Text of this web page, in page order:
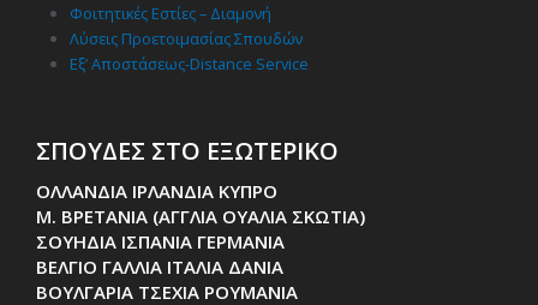
Φοιτητικές Εστίες – Διαμονή
Λύσεις Προετοιμασίας Σπουδών
Εξ’ Αποστάσεως-Distance Service
ΣΠΟΥΔΕΣ ΣΤΟ ΕΞΩΤΕΡΙΚΟ
ΟΛΛΑΝΔΙΑ ΙΡΛΑΝΔΙΑ ΚΥΠΡΟ
Μ. ΒΡΕΤΑΝΙΑ (ΑΓΓΛΙΑ ΟΥΑΛΙΑ ΣΚΩΤΙΑ)
ΣΟΥΗΔΙΑ ΙΣΠΑΝΙΑ ΓΕΡΜΑΝΙΑ
ΒΕΛΓΙΟ ΓΑΛΛΙΑ ΙΤΑΛΙΑ ΔΑΝΙΑ
ΒΟΥΛΓΑΡΙΑ ΤΣΕΧΙΑ ΡΟΥΜΑΝΙΑ